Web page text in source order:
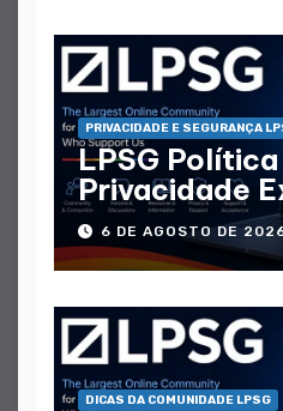
PRIVACIDADE E SEGURANÇA
LPSG
Privacidade
Que Dados
6 DE AGOSTO DE
DICAS DA COMUNIDADE LPSG